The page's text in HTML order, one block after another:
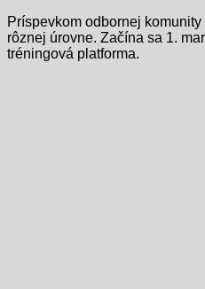
Príspevkom odbornej
rôznej úrovne. Začína sa 1.
tréningová platforma.